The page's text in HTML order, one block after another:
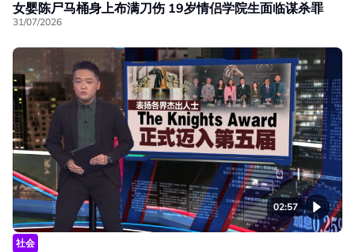
女婴陈尸马桶身上布满刀伤 19岁情侣学院生面临谋杀罪
31/07/2026
02:57
社会